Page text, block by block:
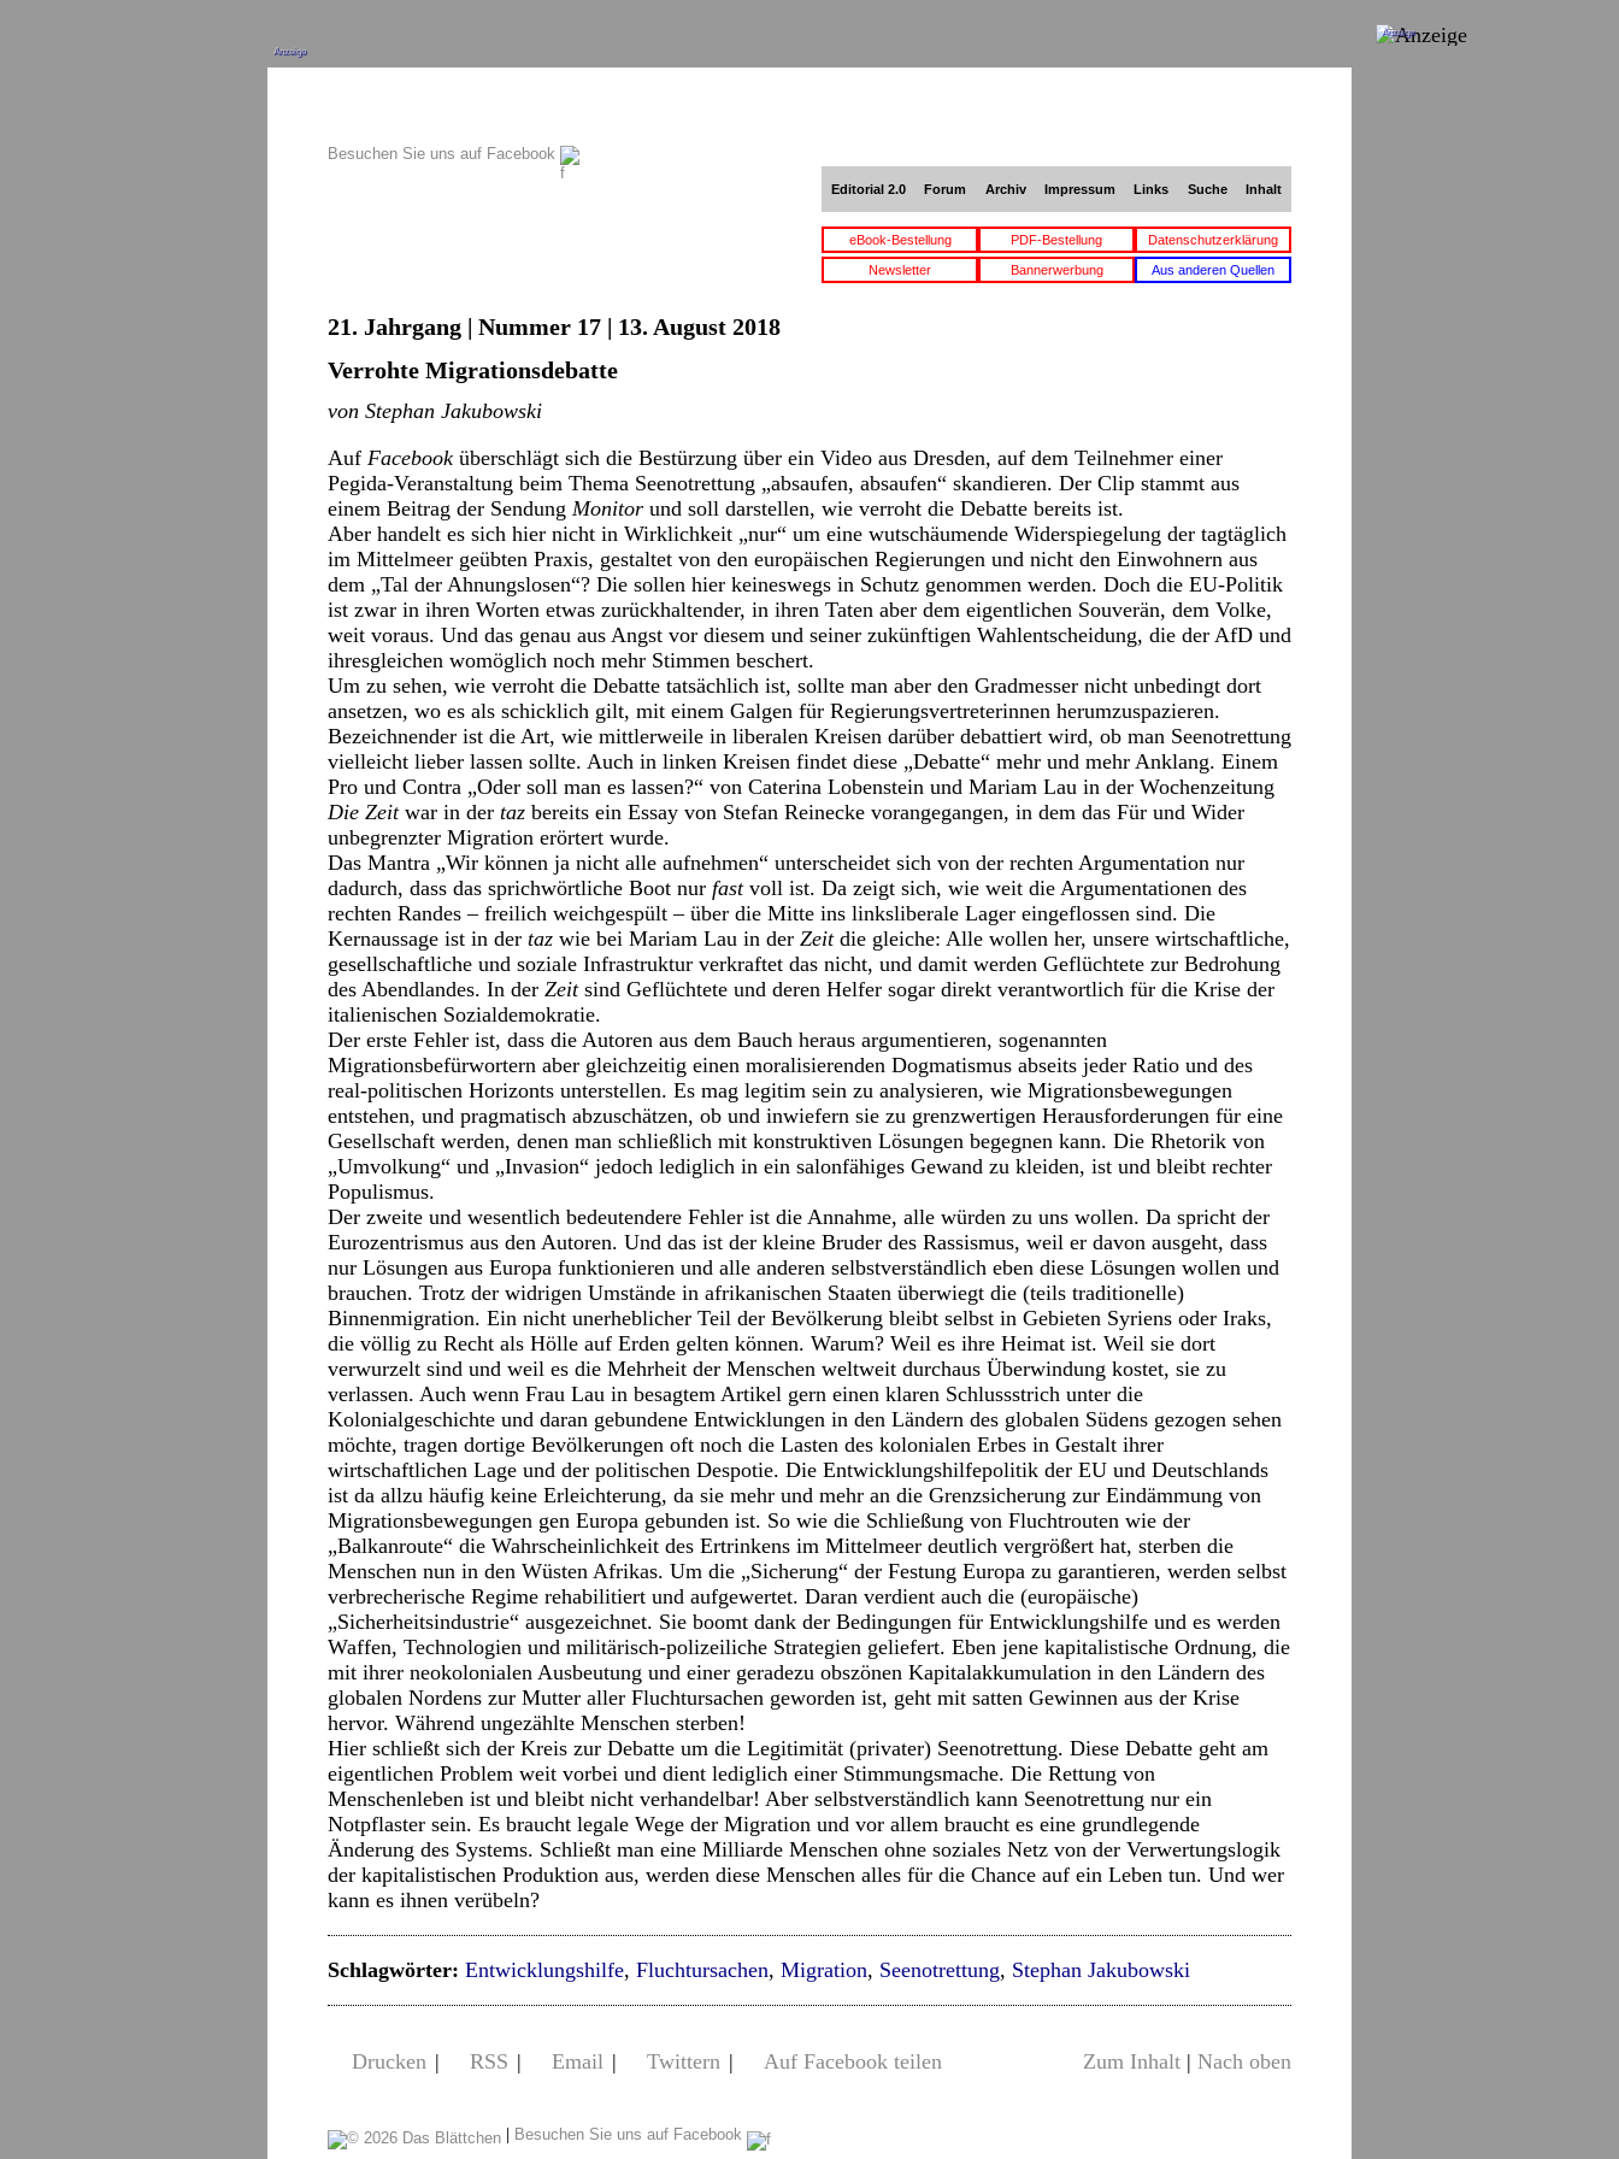
Anzeige
Besuchen Sie uns auf Facebook
Editorial 2.0 Forum Archiv Impressum Links Suche Inhalt
eBook-Bestellung PDF-Bestellung Datenschutzerklärung
Newsletter Bannerwerbung Aus anderen Quellen
21. Jahrgang | Nummer 17 | 13. August 2018
Verrohte Migrationsdebatte
von Stephan Jakubowski
Auf Facebook überschlägt sich die Bestürzung über ein Video aus Dresden, auf dem Teilnehmer einer
Pegida-Veranstaltung beim Thema Seenotrettung „absaufen, absaufen“ skandieren. Der Clip stammt aus
einem Beitrag der Sendung Monitor und soll darstellen, wie verroht die Debatte bereits ist.
Aber handelt es sich hier nicht in Wirklichkeit „nur“ um eine wutschäumende Widerspiegelung der tagtäglich
im Mittelmeer geübten Praxis, gestaltet von den europäischen Regierungen und nicht den Einwohnern aus
dem „Tal der Ahnungslosen“? Die sollen hier keineswegs in Schutz genommen werden. Doch die EU-Politik
ist zwar in ihren Worten etwas zurückhaltender, in ihren Taten aber dem eigentlichen Souverän, dem Volke,
weit voraus. Und das genau aus Angst vor diesem und seiner zukünftigen Wahlentscheidung, die der AfD und
ihresgleichen womöglich noch mehr Stimmen beschert.
Um zu sehen, wie verroht die Debatte tatsächlich ist, sollte man aber den Gradmesser nicht unbedingt dort
ansetzen, wo es als schicklich gilt, mit einem Galgen für Regierungsvertreterinnen herumzuspazieren.
Bezeichnender ist die Art, wie mittlerweile in liberalen Kreisen darüber debattiert wird, ob man Seenotrettung
vielleicht lieber lassen sollte. Auch in linken Kreisen findet diese „Debatte“ mehr und mehr Anklang. Einem
Pro und Contra „Oder soll man es lassen?“ von Caterina Lobenstein und Mariam Lau in der Wochenzeitung
Die Zeitwar in der taz bereits ein Essay von Stefan Reinecke vorangegangen, in dem das Für und Wider
unbegrenzter Migration erörtert wurde.
Das Mantra „Wir können ja nicht alle aufnehmen“ unterscheidet sich von der rechten Argumentation nur
dadurch, dass das sprichwörtliche Boot nur fastvoll ist. Da zeigt sich, wie weit die Argumentationen des
rechten Randes – freilich weichgespült – über die Mitte ins linksliberale Lager eingeflossen sind. Die
Kernaussage ist in der taz wie bei Mariam Lau in der Zeitdie gleiche: Alle wollen her, unsere wirtschaftliche,
gesellschaftliche und soziale Infrastruktur verkraftet das nicht, und damit werden Geflüchtete zur Bedrohung
des Abendlandes. In der Zeitsind Geflüchtete und deren Helfer sogar direkt verantwortlich für die Krise der
italienischen Sozialdemokratie.
Der erste Fehler ist, dass die Autoren aus dem Bauch heraus argumentieren, sogenannten
Migrationsbefürwortern aber gleichzeitig einen moralisierenden Dogmatismus abseits jeder Ratio und des
real-politischen Horizonts unterstellen. Es mag legitim sein zu analysieren, wie Migrationsbewegungen
entstehen, und pragmatisch abzuschätzen, ob und inwiefern sie zu grenzwertigen Herausforderungen für eine
Gesellschaft werden, denen man schließlich mit konstruktiven Lösungen begegnen kann. Die Rhetorik von
„Umvolkung“ und „Invasion“ jedoch lediglich in ein salonfähiges Gewand zu kleiden, ist und bleibt rechter
Populismus.
Der zweite und wesentlich bedeutendere Fehler ist die Annahme, alle würden zu uns wollen. Da spricht der
Eurozentrismus aus den Autoren. Und das ist der kleine Bruder des Rassismus, weil er davon ausgeht, dass
nur Lösungen aus Europa funktionieren und alle anderen selbstverständlich eben diese Lösungen wollen und
brauchen. Trotz der widrigen Umstände in afrikanischen Staaten überwiegt die (teils traditionelle)
Binnenmigration. Ein nicht unerheblicher Teil der Bevölkerung bleibt selbst in Gebieten Syriens oder Iraks,
die völlig zu Recht als Hölle auf Erden gelten können. Warum? Weil es ihre Heimat ist. Weil sie dort
verwurzelt sind und weil es die Mehrheit der Menschen weltweit durchaus Überwindung kostet, sie zu
verlassen. Auch wenn Frau Lau in besagtem Artikel gern einen klaren Schlussstrich unter die
Kolonialgeschichte und daran gebundene Entwicklungen in den Ländern des globalen Südens gezogen sehen
möchte, tragen dortige Bevölkerungen oft noch die Lasten des kolonialen Erbes in Gestalt ihrer
wirtschaftlichen Lage und der politischen Despotie. Die Entwicklungshilfepolitik der EU und Deutschlands
ist da allzu häufig keine Erleichterung, da sie mehr und mehr an die Grenzsicherung zur Eindämmung von
Migrationsbewegungen gen Europa gebunden ist. So wie die Schließung von Fluchtrouten wie der
„Balkanroute“ die Wahrscheinlichkeit des Ertrinkens im Mittelmeer deutlich vergrößert hat, sterben die
Menschen nun in den Wüsten Afrikas. Um die „Sicherung“ der Festung Europa zu garantieren, werden selbst
verbrecherische Regime rehabilitiert und aufgewertet. Daran verdient auch die (europäische)
„Sicherheitsindustrie“ ausgezeichnet. Sie boomt dank der Bedingungen für Entwicklungshilfe und es werden
Waffen, Technologien und militärisch-polizeiliche Strategien geliefert. Eben jene kapitalistische Ordnung, die
mit ihrer neokolonialen Ausbeutung und einer geradezu obszönen Kapitalakkumulation in den Ländern des
globalen Nordens zur Mutter aller Fluchtursachen geworden ist, geht mit satten Gewinnen aus der Krise
hervor. Während ungezählte Menschen sterben!
Hier schließt sich der Kreis zur Debatte um die Legitimität (privater) Seenotrettung. Diese Debatte geht am
eigentlichen Problem weit vorbei und dient lediglich einer Stimmungsmache. Die Rettung von
Menschenleben ist und bleibt nicht verhandelbar! Aber selbstverständlich kann Seenotrettung nur ein
Notpflaster sein. Es braucht legale Wege der Migration und vor allem braucht es eine grundlegende
Änderung des Systems. Schließt man eine Milliarde Menschen ohne soziales Netz von der Verwertungslogik
der kapitalistischen Produktion aus, werden diese Menschen alles für die Chance auf ein Leben tun. Und wer
kann es ihnen verübeln?
Schlagwörter: Entwicklungshilfe, Fluchtursachen, Migration, Seenotrettung, Stephan Jakubowski
Drucken | RSS | Email | Twittern | Auf Facebook teilen Zum Inhalt | Nach oben
| Besuchen Sie uns auf Facebook
Anzeige